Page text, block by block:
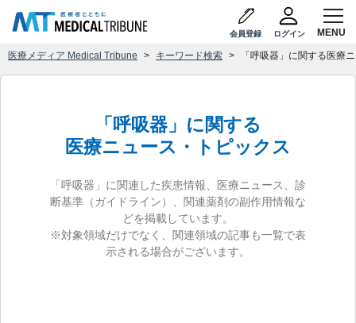
会員登録 ログイン
医療メディア Medical Tribune キーワード検索 「呼吸器」に関する医療
「呼吸器」に関する
医療ニュース・トピックス
「呼吸器」に関連した疾患情報、医療ニュース、診
断基準（ガイドライン）、関連薬剤の副作用情報な
どを掲載しています。
※対象領域だけでなく、関連領域の記事も一覧で表
示される場合がございます。